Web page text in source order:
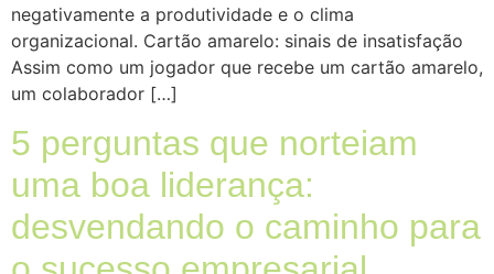
negativamente a produtividade e o clima
organizacional. Cartão amarelo: sinais de insatisfação
Assim como um jogador que recebe um cartão amarelo,
um colaborador […]
5 perguntas que norteiam
uma boa liderança:
desvendando o caminho para